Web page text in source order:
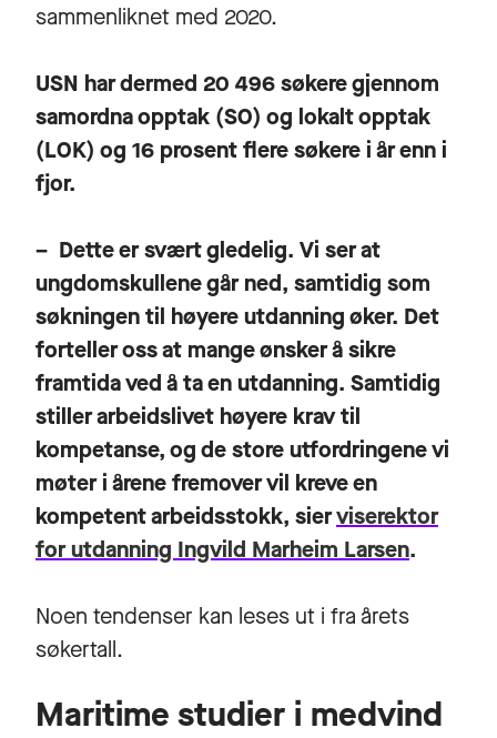
sammenliknet med 2020.
USN har dermed 20 496 søkere gjennom
samordna opptak (SO) og lokalt opptak
(LOK) og 16 prosent flere søkere i år enn i
fjor.
– Dette er svært gledelig. Vi ser at
ungdomskullene går ned, samtidig som
søkningen til høyere utdanning øker. Det
forteller oss at mange ønsker å sikre
framtida ved å ta en utdanning. Samtidig
stiller arbeidslivet høyere krav til
kompetanse, og de store utfordringene vi
møter i årene fremover vil kreve en
kompetent arbeidsstokk, sierviserektor
for utdanning Ingvild Marheim Larsen.
Noen tendenser kan leses ut i fra årets
søkertall.
Maritime studier i medvind